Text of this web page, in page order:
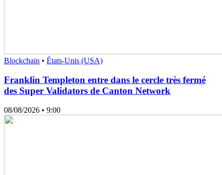
Blockchain • États-Unis (USA)
Franklin Templeton entre dans le cercle très fermé
des Super Validators de Canton Network
08/08/2026 • 9:00